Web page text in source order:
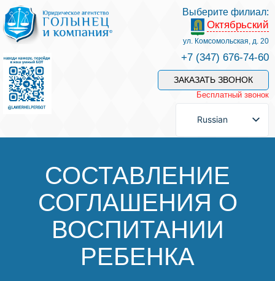
Услуги и наши специалисты
Оплата услуг
Задать вопрос
Отзывы
Полезные статьи
Выберите филиал:
Октябрьский
ул. Комсомольская, д. 20
+7 (347) 676-74-60
ЗАКАЗАТЬ ЗВОНОК
Бесплатный звонок
Russian
СОСТАВЛЕНИЕ
СОГЛАШЕНИЯ О
ВОСПИТАНИИ
РЕБЕНКА